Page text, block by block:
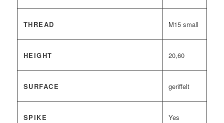
THREAD M15 small
HEIGHT 20,60
SURFACE geriffelt
SPIKE Yes